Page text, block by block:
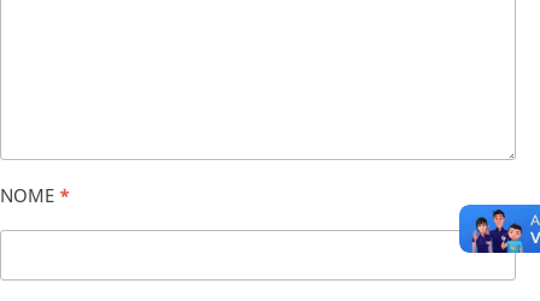
NOME *